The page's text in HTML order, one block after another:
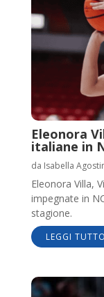
Eleonora
italiane in
da Isabella
Eleonora Villa,
impegnate in
stagione.
LEGGI TUTTO